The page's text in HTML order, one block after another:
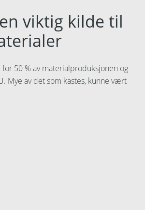
viktig kilde til
for 50 % av materialproduksjonen og
Mye av det som kastes, kunne vært